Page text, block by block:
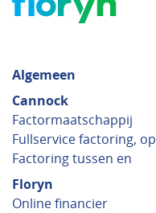
Algemeen
Cannock
Factormaatschappij
Fullservice factoring,
Factoring tussen en
Floryn
Online financier